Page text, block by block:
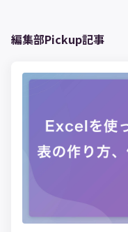
編集部Pickup記事